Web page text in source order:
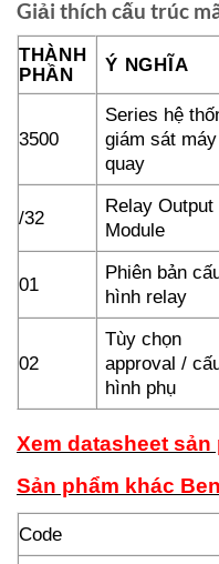
Giải thích cấu trúc
THÀNH
PHẦN
Ý NGHĨA
3500
Series hệ
giám sát máy
quay
/32
Relay Output
Module
01
Phiên bản
hình relay
02
Tùy chọn
approval /
hình phụ
Xem datasheet sản
Sản phẩm khác
Code